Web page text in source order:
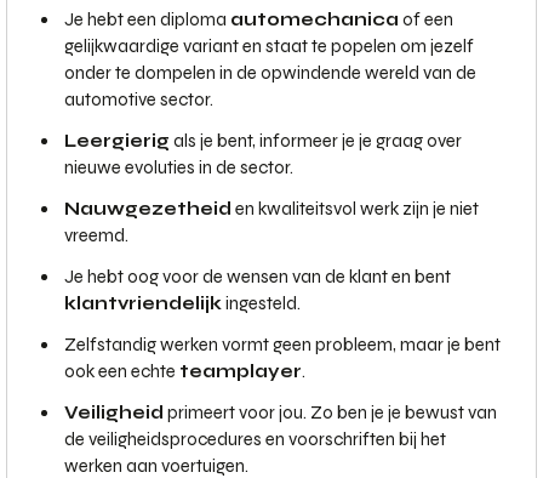
Je hebt een diploma automechanica of een
gelijkwaardige variant en staat te popelen om jezelf
onder te dompelen in de opwindende wereld van de
automotive sector.
Leergierig als je bent, informeer je je graag over
nieuwe evoluties in de sector.
Nauwgezetheid en kwaliteitsvol werk zijn je niet
vreemd.
Je hebt oog voor de wensen van de klant en bent
klantvriendelijkingesteld.
Zelfstandig werken vormt geen probleem, maar je bent
ook een echte teamplayer.
Veiligheid primeert voor jou. Zo ben je je bewust van
de veiligheidsprocedures en voorschriften bij het
werken aan voertuigen.